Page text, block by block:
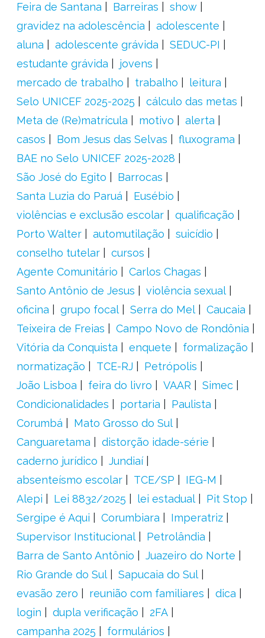
Feira de Santana
Barreiras
show
gravidez na adolescência
adolescente
aluna
adolescente grávida
SEDUC-PI
estudante grávida
jovens
mercado de trabalho
trabalho
leitura
Selo UNICEF 2025-2025
cálculo das metas
Meta de (Re)matrícula
motivo
alerta
casos
Bom Jesus das Selvas
fluxograma
BAE no Selo UNICEF 2025-2028
São José do Egito
Barrocas
Santa Luzia do Paruá
Eusébio
violências e exclusão escolar
qualificação
Porto Walter
automutilação
suicídio
conselho tutelar
cursos
Agente Comunitário
Carlos Chagas
Santo Antônio de Jesus
violência sexual
oficina
grupo focal Serra do Mel
Caucaia
Teixeira de Freias
Campo Novo de Rondônia
Vitória da Conquista
enquete
formalização
normatização
TCE-RJ
Petrópolis
João Lisboa
feira do livro VAAR
Simec
Condicionalidades
portaria
Paulista
Corumbá
Mato Grosso do Sul
Canguaretama
distorção idade-série
caderno jurídico
Jundiaí
absenteísmo escolar
TCE/SP
IEG-M
Alepi
Lei 8832/2025 lei estadual
Pit Stop
Sergipe é Aqui
Corumbiara
Imperatriz
Supervisor Institucional
Petrolândia
Barra de Santo Antônio
Juazeiro do Norte
Rio Grande do Sul
Sapucaia do Sul
evasão zero
reunião com familiares
dica
login
dupla verificação
2FA
campanha 2025
formulários